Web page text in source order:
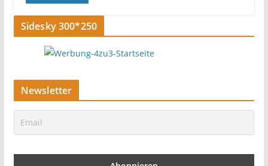
Sidesky 300*250
Newsletter